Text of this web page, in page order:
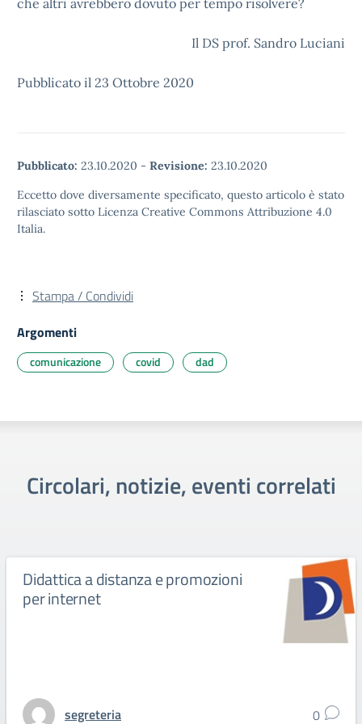
che altri avrebbero dovuto per tempo risolvere?
Il DS prof. Sandro Luciani
Pubblicato il 23 Ottobre 2020
Pubblicato: 23.10.2020 - Revisione: 23.10.2020
Eccetto dove diversamente specificato, questo articolo è stato
rilasciato sotto Licenza Creative Commons Attribuzione 4.0
Italia.
Stampa / Condividi
Argomenti
comunicazione covid dad
Circolari, notizie, eventi correlati
Didattica a distanza e promozioni
per internet
segreteria 0